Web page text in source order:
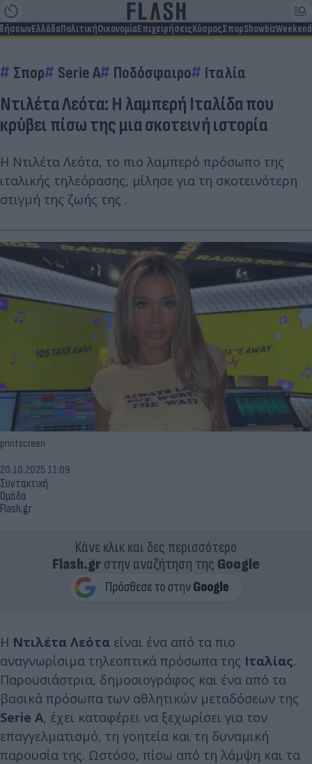
ΕλλάδαΠολιτικήΟικονομίαΕπιχειρήσειςΚόσμοςΣπορShowbizWeekend
Σπορ Serie A Ποδόσφαιρο Ιταλία
Ντιλέτα Λεότα: Η λαμπερή Ιταλίδα που
κρύβει πίσω της μια σκοτεινή ιστορία
Η Ντιλέτα Λεότα, το πιο λαμπερό πρόσωπο της
ιταλικής τηλεόρασης, μίλησε για τη σκοτεινότερη
στιγμή της ζωής της .
printscreen
Συντακτική
Ομάδα
Flash.gr
20.10.2025 11:09
Κάνε κλικ και δες περισσότερο
Flash.grστην αναζήτηση της Google
Η Ντιλέτα Λεότα είναι ένα από τα πιο
αναγνωρίσιμα τηλεοπτικά πρόσωπα της Ιταλίας.
Παρουσιάστρια, δημοσιογράφος και ένα από τα
βασικά πρόσωπα των αθλητικών μεταδόσεων της
Serie A, έχει καταφέρει να ξεχωρίσει για τον
επαγγελματισμό, τη γοητεία και τη δυναμική
παρουσία της. Ωστόσο, πίσω από τη λάμψη και τα